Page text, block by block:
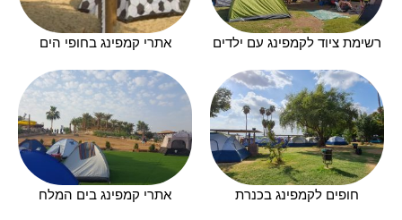
רשימת ציוד לקמפינג עם ילדים אתרי קמפינג בחופי הים
חופים לקמפינג בכנרת אתרי קמפינג בים המלח